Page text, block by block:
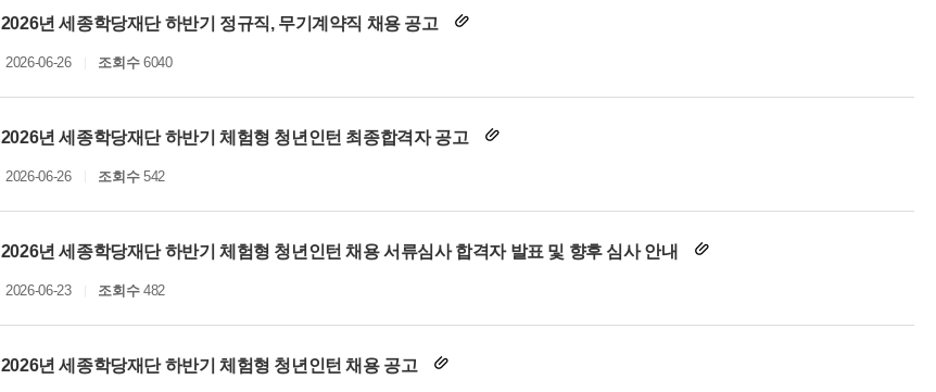
2026년 세종학당재단 하반기 정규직, 무기계약직 채용 공고
2026-06-26 조회수6040
2026년 세종학당재단 하반기 체험형 청년인턴 최종합격자 공고
2026-06-26 조회수542
2026년 세종학당재단 하반기 체험형 청년인턴 채용 서류심사 합격자 발표 및 향후 심사 안내
2026-06-23 조회수482
2026년 세종학당재단 하반기 체험형 청년인턴 채용 공고